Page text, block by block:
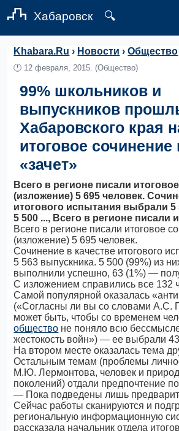
Хабаровск 🔍
Khabara.Ru › Новости ›Общество
🕛 12 февраля, 2015. (Общество)
99% школьников и
выпускников
Хабаровского края
итоговое сочинение
«зачет»
Всего в регионе писали
(изложение) 5 695 человек.
итогового испытания выбрали 5
5 500 ..., Всего в регионе писали
Всего в регионе писали итоговое
(изложение) 5 695 человек.
Сочинение в качестве итогового
5 563 выпускника. 5 500 (99%) из
выполнили успешно, 63 (1%) —
С изложением справились все 132
Самой популярной оказалась
(«Согласны ли вы со словами А.С.
может быть, чтобы со временем
общество не поняло всю
жестокость войн») — ее выбрали
На втором месте оказалась тема
Остальным темам (проблемы
М.Ю. Лермонтова, человек и
поколений) отдали предпочтение
— Пока подведены лишь
Сейчас работы сканируются и
региональную информационную
рассказала начальник отдела